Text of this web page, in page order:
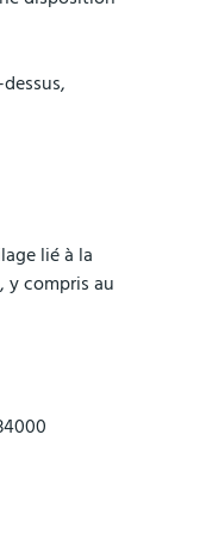
lié à la
y compris au